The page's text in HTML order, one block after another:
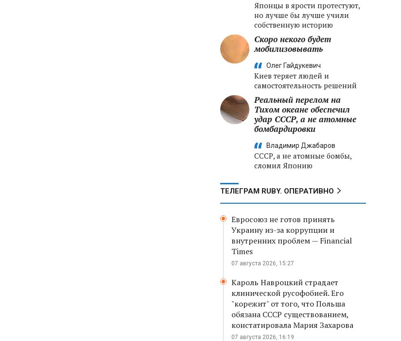
Японцы в ярости протестуют,
но лучше бы лучше учили
собственную историю
Скоро некого будет
мобилизовывать
Олег Гайдукевич
Киев теряет людей и
самостоятельность решений
Реальный перелом на
Тихом океане обеспечил
удар СССР, а не атомные
бомбардировки
Владимир Джабаров
СССР, а не атомные бомбы,
сломил Японию
ТЕЛЕГРАМ RUBY. ОПЕРАТИВНО
Евросоюз не готов принять
Украину из-за коррупции и
внутренних проблем — Financial
Times
07 августа 2026, 15:27
Кароль Навроцкий страдает
клинической русофобией. Его
"корежит" от того, что Польша
обязана СССР существованием,
констатировала Мария Захарова
07 августа 2026, 16:19